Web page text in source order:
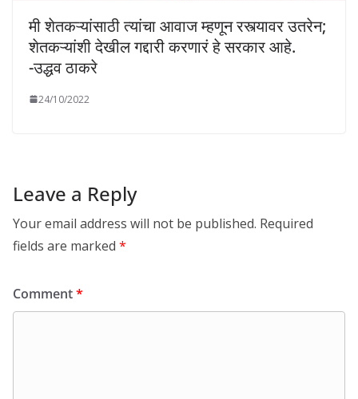
मी शेतकऱ्यांसाठी त्यांचा आवाज म्हणून रस्त्यावर उतरेन;
शेतकऱ्यांशी देखील गद्दारी करणारं हे सरकार आहे.
-उद्धव ठाकरे
24/10/2022
Leave a Reply
Your email address will not be published. Required
fields are marked *
Comment*